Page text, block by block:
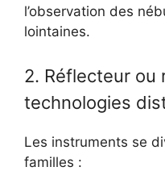
l’observation des
lointaines.
2. Réflecteur ou
technologies
Les instruments se
familles :